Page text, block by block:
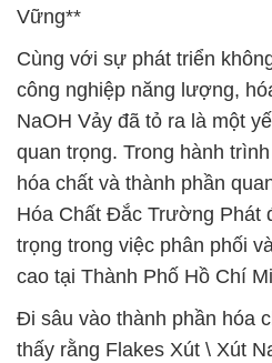
Vững**
Cùng với sự phát triển
công nghiệp năng lượng,
NaOH Vảy đã tỏ ra là một
quan trọng. Trong hành
hóa chất và thành phần
Hóa Chất Đắc Trường Phát
trọng trong việc phân phối
cao tại Thành Phố Hồ Chí
Đi sâu vào thành phần hóa
thấy rằng Flakes Xút \ Xút